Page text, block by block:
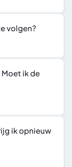
volgen?
ik de
ik opnieuw